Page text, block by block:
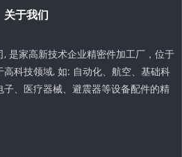
关于我们
是家高新技术企业精密件加工厂，位于
科技领域, 如: 自动化、航空、基础科
、医疗器械、避震器等设备配件的精